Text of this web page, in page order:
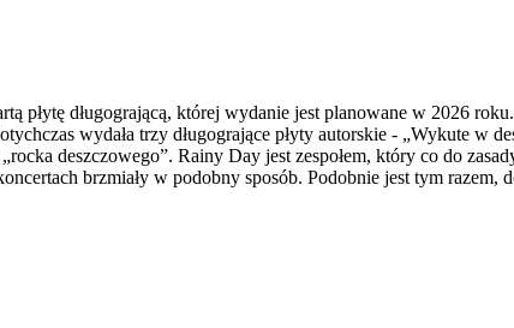
długogrającą, której wydanie jest planowane w 2026
wydała trzy długogrające płyty autorskie - „Wykute w
deszczowego”. Rainy Day jest zespołem, który co do
brzmiały w podobny sposób. Podobnie jest tym razem,